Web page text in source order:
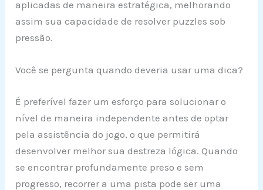
aplicadas de maneira estratégica, melhorando
assim sua capacidade de resolver puzzles sob
pressão.
Você se pergunta quando deveria usar uma dica?
É preferível fazer um esforço para solucionar o
nível de maneira independente antes de optar
pela assistência do jogo, o que permitirá
desenvolver melhor sua destreza lógica. Quando
se encontrar profundamente preso e sem
progresso, recorrer a uma pista pode ser uma